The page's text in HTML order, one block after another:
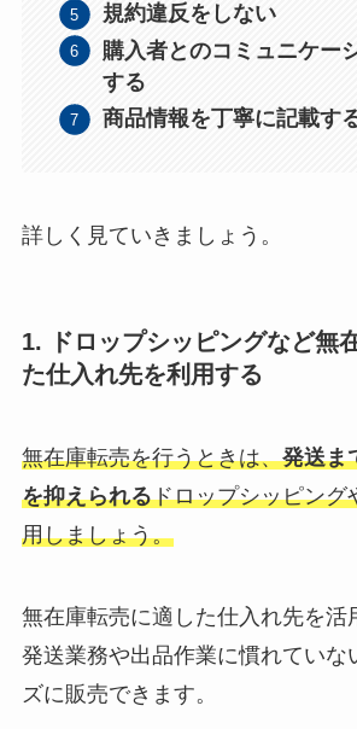
規約違反をしない
購入者とのコミュニケー
する
商品情報を丁寧に記載す
詳しく見ていきましょう。
1. ドロップシッピングなど無
た仕入れ先を利用する
無在庫転売を行うときは、発送ま
を抑えられるドロップシッピング
用しましょう。
無在庫転売に適した仕入れ先を活
発送業務や出品作業に慣れていな
ズに販売できます。